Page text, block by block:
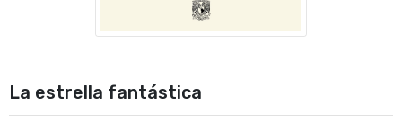
La estrella fantástica